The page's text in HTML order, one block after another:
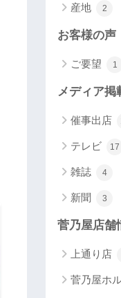
産地 2
お客様の声
ご要望 1
メディア掲
催事出店
テレビ 17
雑誌 4
新聞 3
菅乃屋店舗
上通り店
菅乃屋ホ